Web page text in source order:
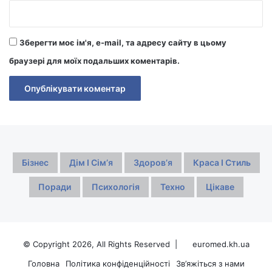
Зберегти моє ім'я, e-mail, та адресу сайту в цьому
браузері для моїх подальших коментарів.
Бізнес Дім І Сімʼя Здоровʼя Краса І Стиль
Поради Психологія Техно Цікаве
© Copyright 2026, All Rights Reserved |
euromed.kh.ua
Головна
Політика конфіденційності Зв’яжіться з нами